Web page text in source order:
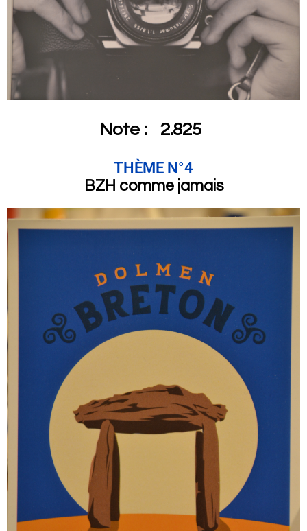
Note : 2.825
THÈME N°4
BZH comme jamais